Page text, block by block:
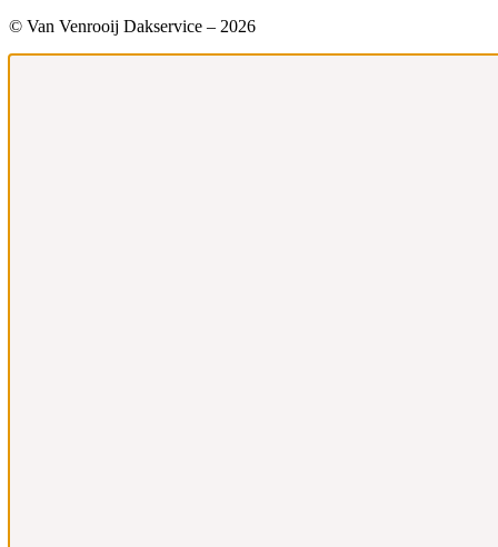
© Van Venrooij Dakservice – 2026